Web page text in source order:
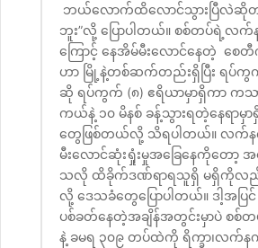
ဘယ်လောက်ထိလောင်သွားပြီလဲဆိုတ
ဘူး”လို့ ပြောပါတယ်။ စစ်တပ်ရဲ့လက်
ကြောင့် နေအိမ်မီးလောင်နေတဲ့ စေတီကု
ဟာ မြို့နဲ့တစ်ဆက်တည်းရှိပြီး ရပ်ကွ
ဆို ရပ်ကွက် (၈) ဧရိယာမှာရှိကာ က
ကယ်နဲ့ ၁၀ မိနစ် ခန့်သွားရတဲ့နေရာမှ
တွေဖြစ်တယ်လို့ သိရပါတယ်။ လက်နက်
မီးလောင်ဆုံးရှုံးမှုအခြေနေကိုတော့
သလို ထိခိုက်ဒဏ်ရာရသူရှိ မရှိကိုလည်
လို့ ဒေသခံတွေပြောပါတယ်။ ဒါ့အပ
ပစ်ခတ်နေတဲ့အချိန်အတွင်းမှာပဲ စ
နဲ့ ခမရ ၃၀၉ တပ်ထဲကို ရိက္ခာ၊လက်